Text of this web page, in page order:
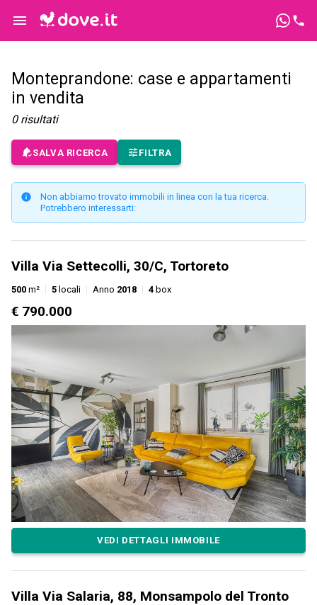
Monteprandone: case e appartamenti
in vendita
0 risultati
SALVA RICERCA FILTRA
Non abbiamo trovato immobili in linea con la tua ricerca.
Potrebbero interessarti:
Villa Via Settecolli, 30/C, Tortoreto
500 m² 5 locali Anno 2018 4 box
€ 790.000
VEDI DETTAGLI IMMOBILE
Villa Via Salaria, 88, Monsampolo del Tronto